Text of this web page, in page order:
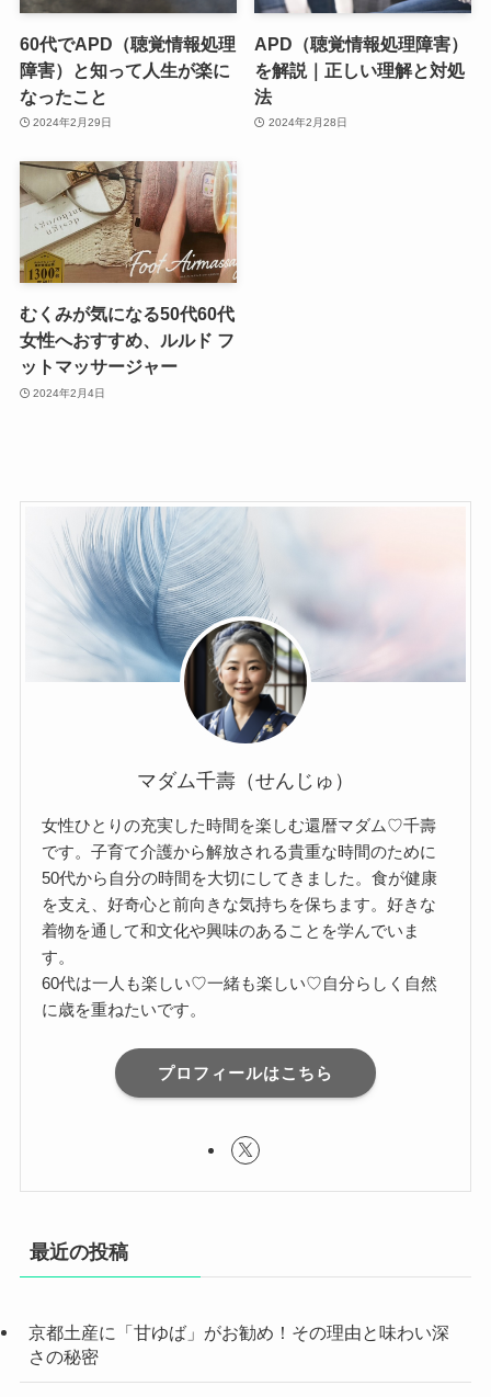
60代でAPD（聴覚情報処理
障害）と知って人生が楽に
なったこと
2024年2月29日
APD（聴覚情報処理障害）
を解説｜正しい理解と対処
法
2024年2月28日
むくみが気になる50代60代
女性へおすすめ、ルルド フ
ットマッサージャー
2024年2月4日
マダム千壽（せんじゅ）
女性ひとりの充実した時間を楽しむ還暦マダム♡千壽
です。子育て介護から解放される貴重な時間のために
50代から自分の時間を大切にしてきました。食が健康
を支え、好奇心と前向きな気持ちを保ちます。好きな
着物を通して和文化や興味のあることを学んでいま
す。
60代は一人も楽しい♡一緒も楽しい♡自分らしく自然
に歳を重ねたいです。
プロフィールはこちら
最近の投稿
京都土産に「甘ゆば」がお勧め！その理由と味わい深
さの秘密